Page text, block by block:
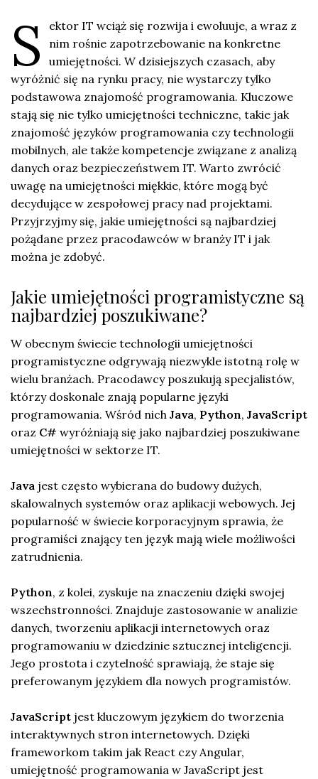
S
ektor IT wciąż się rozwija i ewoluuje, a wraz z
nim rośnie zapotrzebowanie na konkretne
umiejętności. W dzisiejszych czasach, aby
wyróżnić się na rynku pracy, nie wystarczy tylko
podstawowa znajomość programowania. Kluczowe
stają się nie tylko umiejętności techniczne, takie jak
znajomość języków programowania czy technologii
mobilnych, ale także kompetencje związane z analizą
danych oraz bezpieczeństwem IT. Warto zwrócić
uwagę na umiejętności miękkie, które mogą być
decydujące w zespołowej pracy nad projektami.
Przyjrzyjmy się, jakie umiejętności są najbardziej
pożądane przez pracodawców w branży IT i jak
można je zdobyć.
Jakie umiejętności programistyczne są
najbardziej poszukiwane?
W obecnym świecie technologii umiejętności
programistyczne odgrywają niezwykle istotną rolę w
wielu branżach. Pracodawcy poszukują specjalistów,
którzy doskonale znają popularne języki
programowania. Wśród nich Java, Python, JavaScript
oraz C# wyróżniają się jako najbardziej poszukiwane
umiejętności w sektorze IT.
Java jest często wybierana do budowy dużych,
skalowalnych systemów oraz aplikacji webowych. Jej
popularność w świecie korporacyjnym sprawia, że
programiści znający ten język mają wiele możliwości
zatrudnienia.
Python, z kolei, zyskuje na znaczeniu dzięki swojej
wszechstronności. Znajduje zastosowanie w analizie
danych, tworzeniu aplikacji internetowych oraz
programowaniu w dziedzinie sztucznej inteligencji.
Jego prostota i czytelność sprawiają, że staje się
preferowanym językiem dla nowych programistów.
JavaScript jest kluczowym językiem do tworzenia
interaktywnych stron internetowych. Dzięki
frameworkom takim jak React czy Angular,
umiejętność programowania w JavaScript jest